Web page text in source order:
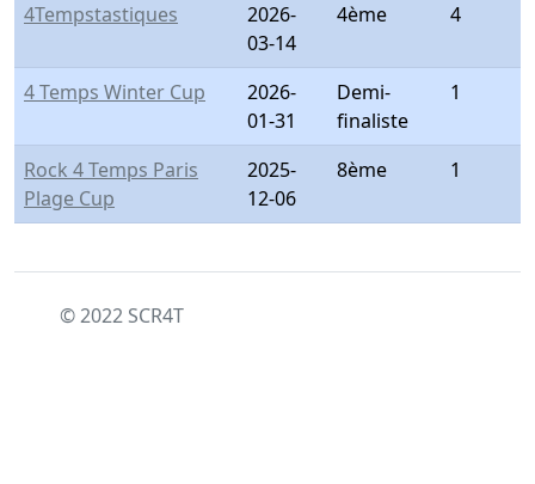
4Tempstastiques
2026-
03-14
4ème 4
4 Temps Winter Cup
2026-
01-31
Demi-
finaliste
1
Rock 4 Temps Paris
Plage Cup
2025-
12-06
8ème 1
© 2022 SCR4T